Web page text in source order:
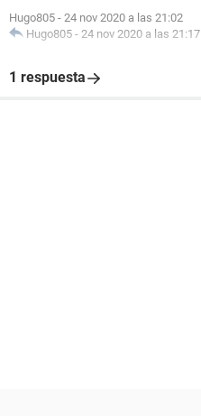
Hugo805 - 24 nov 2020 a las 21:02
Hugo805 - 24 nov 2020 a las 21:17
1 respuesta